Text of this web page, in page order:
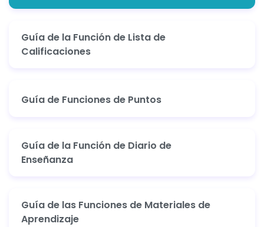
Guía de la Función de Lista de
Calificaciones
Guía de Funciones de Puntos
Guía de la Función de Diario de
Enseñanza
Guía de las Funciones de Materiales de
Aprendizaje